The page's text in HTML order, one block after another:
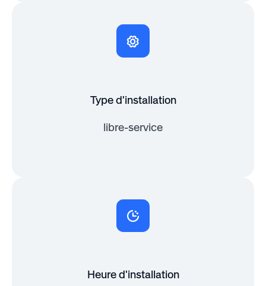
Type d'installation
libre-service
Heure d'installation